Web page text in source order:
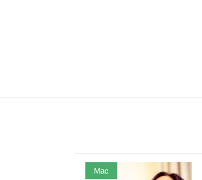
Mac